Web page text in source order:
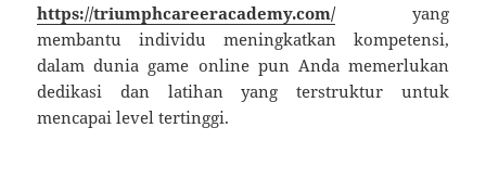
https://triumphcareeracademy.com/yang
membantu individu meningkatkan kompetensi,
dalam dunia game online pun Anda memerlukan
dedikasi dan latihan yang terstruktur untuk
mencapai level tertinggi.